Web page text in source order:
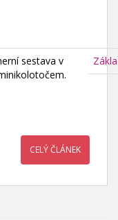
sestava v
CELÝ ČLÁNEK